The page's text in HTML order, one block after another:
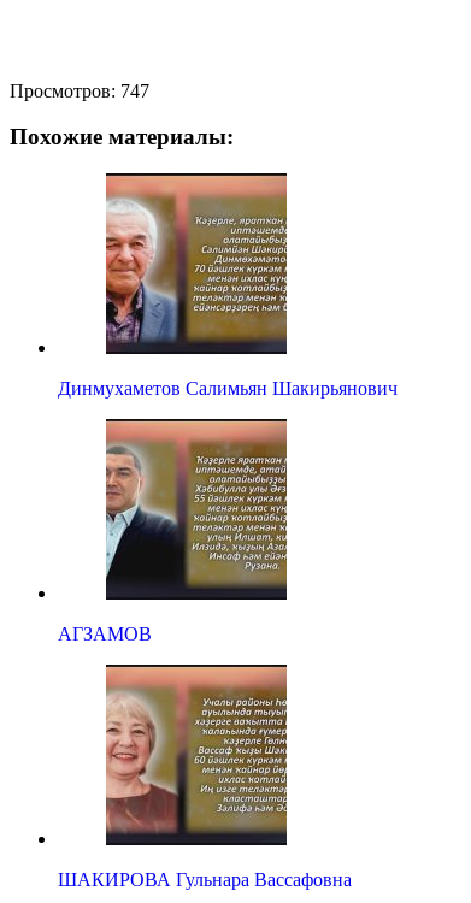
Просмотров: 747
Похожие материалы:
Динмухаметов Салимьян Шакирьянович
АГЗАМОВ
ШАКИРОВА Гульнара Вассафовна